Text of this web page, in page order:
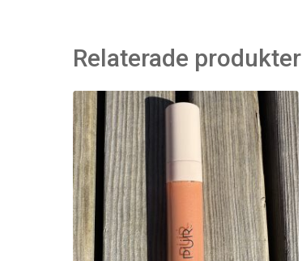
Relaterade produkter